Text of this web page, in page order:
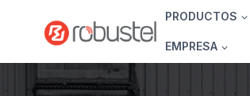
contenido
PRODUCTOS
EMPRESA